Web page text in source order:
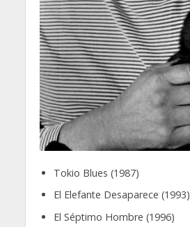
Tokio Blues (1987)
El Elefante Desaparece (1993)
El Séptimo Hombre (1996)